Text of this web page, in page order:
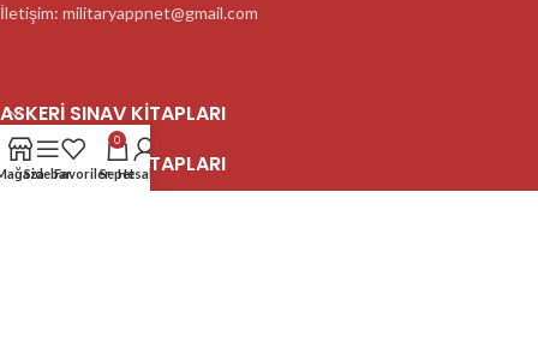
İletişim: militaryappnet@gmail.com
ASKERI SINAV KITAPLARI
ASKERI SINAV KITAPLARI
SidebarFavoriler
0
SepetHesabım